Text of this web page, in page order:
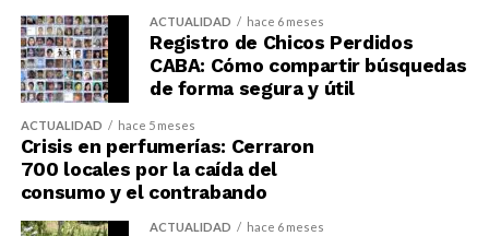
ACTUALIDAD hace 6 meses
Registro de Chicos Perdidos
CABA: Cómo compartir búsquedas
de forma segura y útil
ACTUALIDAD hace 5 meses
Crisis en perfumerías: Cerraron
700 locales por la caída del
consumo y el contrabando
ACTUALIDAD hace 6 meses